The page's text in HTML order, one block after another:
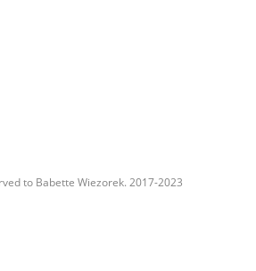
to Babette Wiezorek. 2017-2023